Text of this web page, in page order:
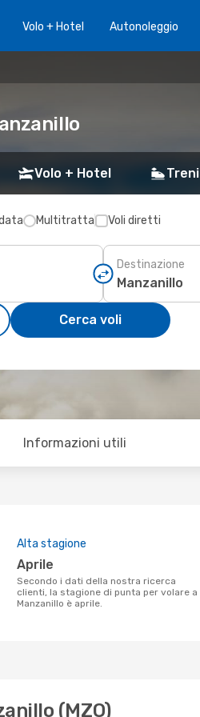
Volo + Hotel Autonoleggio
Volo + Hotel Treni
Multitratta Voli diretti
Destinazione
Cerca voli
Informazioni utili
Alta stagione
aprile
Secondo i dati della nostra ricerca
clienti, la stagione di punta per volare a
Manzanillo è aprile.
(MZO)